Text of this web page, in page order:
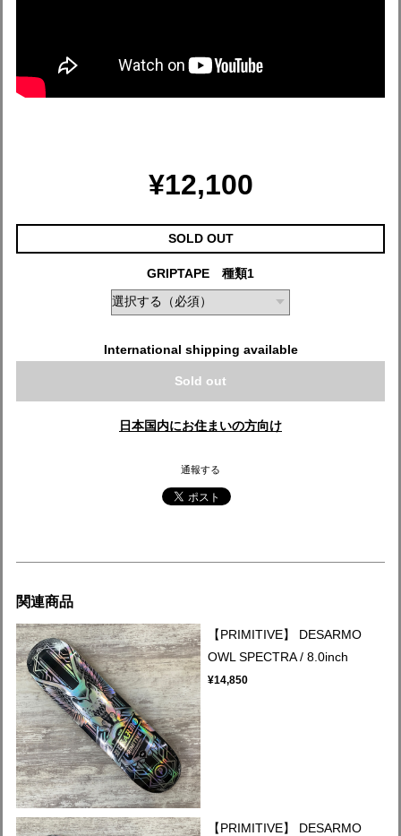
¥12,100
SOLD OUT
GRIPTAPE 種類1
International shipping available
Sold out
日本国内にお住まいの方向け
通報する
関連商品
【PRIMITIVE】 DESARMO
OWL SPECTRA / 8.0inch
¥14,850
【PRIMITIVE】 DESARMO